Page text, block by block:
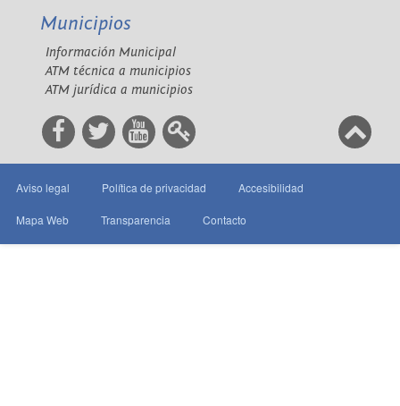
Municipios
Información Municipal
ATM técnica a municipios
ATM jurídica a municipios
Aviso legal Política de privacidad Accesibilidad
Mapa Web Transparencia Contacto